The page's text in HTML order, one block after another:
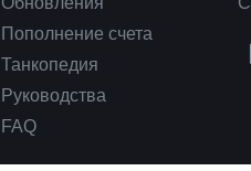
Пополнение счета
Танкопедия
Руководства
FAQ